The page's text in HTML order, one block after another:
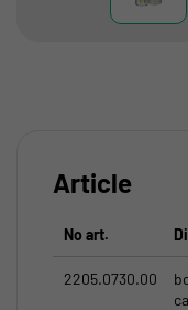
Article
No art.
2205.0730.00